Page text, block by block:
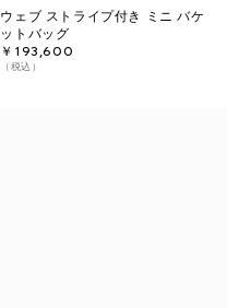
ウェブ ストライプ付き ミニ バケ
ットバッグ
￥193,600
（税込）